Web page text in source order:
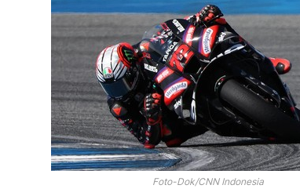
Foto-Dok/CNN Indonesia